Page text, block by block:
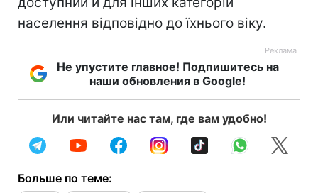
населення відповідно до їхнього віку.
Не упустите главное! Подпишитесь на
наши обновления в Google!
Или читайте нас там, где вам удобно!
Больше по теме: